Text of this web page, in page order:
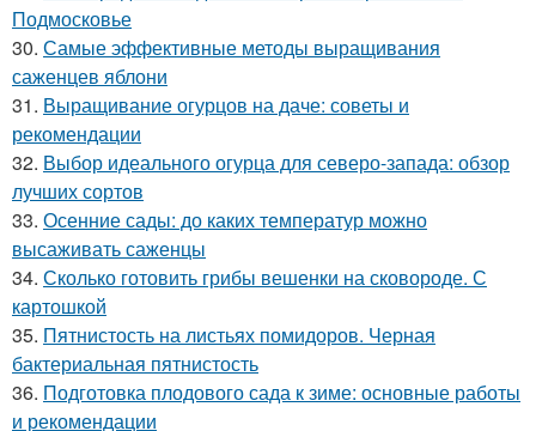
Подмосковье
30. Самые эффективные методы выращивания
саженцев яблони
31. Выращивание огурцов на даче: советы и
рекомендации
32. Выбор идеального огурца для северо-запада: обзор
лучших сортов
33. Осенние сады: до каких температур можно
высаживать саженцы
34. Сколько готовить грибы вешенки на сковороде. С
картошкой
35. Пятнистость на листьях помидоров. Черная
бактериальная пятнистость
36. Подготовка плодового сада к зиме: основные работы
и рекомендации